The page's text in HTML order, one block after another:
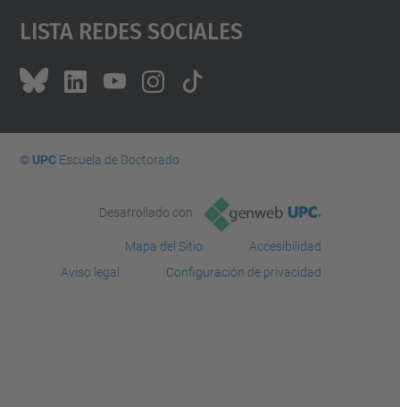
Lista Redes Sociales
© UPCEscuela de Doctorado
Desarrollado con
Mapa del Sitio
Accesibilidad
Aviso legal
Configuración de privacidad